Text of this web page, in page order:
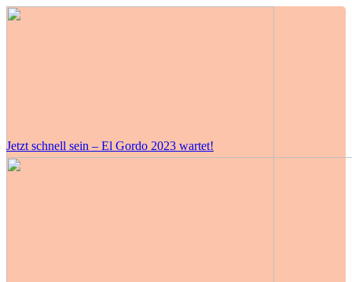
Jetzt schnell sein – El Gordo 2023 wartet!